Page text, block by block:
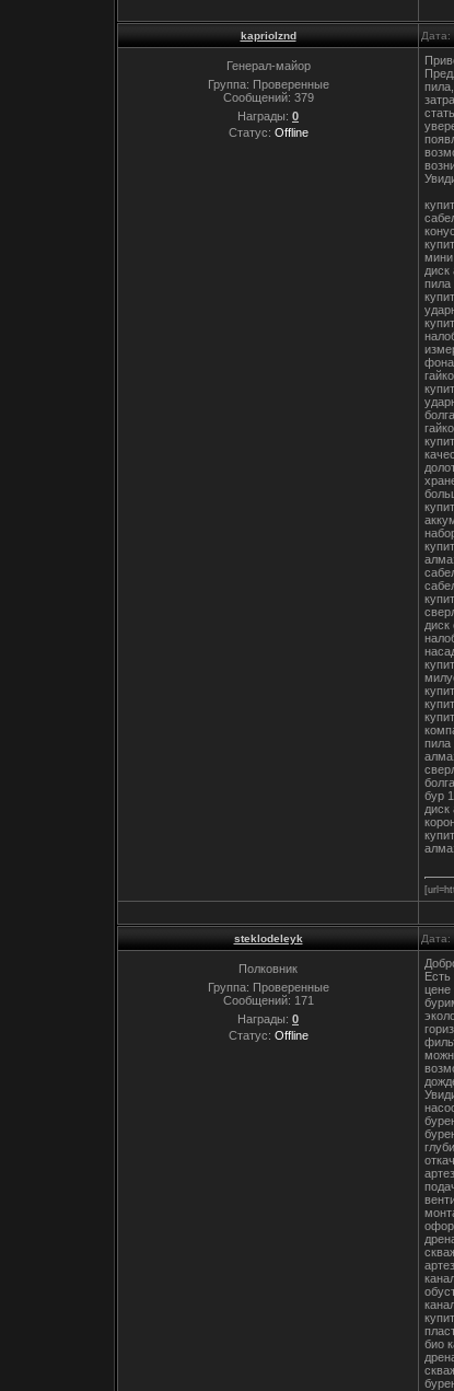
kapriolznd Дата:
Генерал-майор
Группа: Проверенные
Сообщений: 379
Награды: 0
Статус: Offline
мини
диск
пила
диск
пила
бур
steklodeleyk Дата:
Полковник
Группа: Проверенные
Сообщений: 171
Награды: 0
Статус: Offline
цене
био